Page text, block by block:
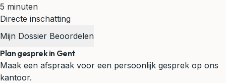
5 minuten
Directe inschatting
Mijn Dossier Beoordelen
Plan gesprek in Gent
Maak een afspraak voor een persoonlijk gesprek op ons
kantoor.